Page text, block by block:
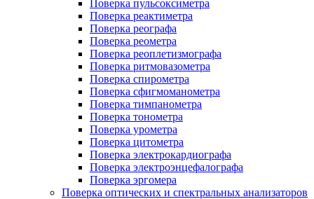
Поверка пульсоксиметра
Поверка реактиметра
Поверка реографа
Поверка реометра
Поверка реоплетизмографа
Поверка ритмовазометра
Поверка спирометра
Поверка сфигмоманометра
Поверка тимпанометра
Поверка тонометра
Поверка урометра
Поверка цитометра
Поверка электрокардиографа
Поверка электроэнцефалографа
Поверка эргомера
Поверка оптических и спектральных анализаторов